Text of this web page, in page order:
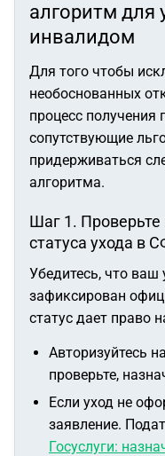
алгоритм для
инвалидом
Для того чтобы
необоснованных
процесс
сопутствующие
придерживаться
алгоритма.
Шаг 1.
статуса ухода в
Убедитесь, что ваш
зафиксирован
статус дает право
Авторизуйтесь
проверьте,
Если уход не
заявление.
Госуслуги: